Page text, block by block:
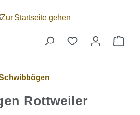
Rottweiler